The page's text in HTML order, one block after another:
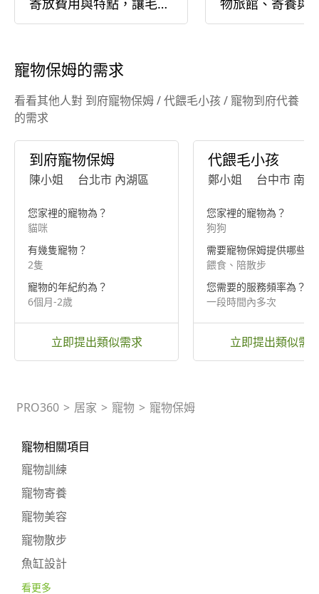
寄放費用與特點，讓毛孩
不孤單！
物旅館、寄養與
到府
寵物保姆的需求
看看其他人對 到府寵物保姆 / 代餵毛小孩 / 寵物到府代養
的需求
到府寵物保姆
陳小姐 台北市 內湖區
您家裡的寵物為？
貓咪
有幾隻寵物？
2隻
寵物的年紀約為？
6個月-2歲
立即提出類似需求
代餵毛小孩
鄭小姐 台中市 南區
您家裡的寵物為？
狗狗
需要寵物保姆提供哪些服
餵食、陪散步
您需要的服務頻率為？
一段時間內多次
立即提出類似需
PRO360 > 居家 > 寵物 > 寵物保姆
寵物相關項目
寵物訓練
寵物寄養
寵物美容
寵物散步
魚缸設計
看更多